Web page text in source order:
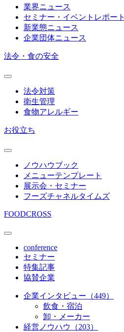
業界ニュース
セミナー・イベントレポート
新業態ニュース
企業団体ニュース
法令・食の安全
法令対策
衛生管理
食物アレルギー
お役立ち
ノウハウブック
メニューテンプレート
展示会・セミナー
フーズチャネルタイムズ
FOODCROSS
conference
セミナー
特集記事
協賛企業
企業インタビュー（449）
飲食・宿泊
卸・メーカー
経営ノウハウ（203）